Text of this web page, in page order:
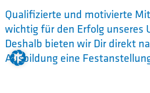
Qualifizierte und motivierte
wichtig für den Erfolg unseres
Deshalb bieten wir Dir direkt
Ausbildung eine